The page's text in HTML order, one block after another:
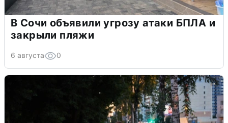
В Сочи объявили угрозу атаки БПЛА и
закрыли пляжи
6 августа 0